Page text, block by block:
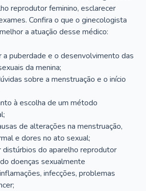
reprodutor feminino, esclarecer
Confira o que o ginecologista
a atuação desse médico:
a puberdade e o desenvolvimento das
da menina;
sobre a menstruação e o início
à escolha de um método
de alterações na menstruação,
e dores no ato sexual;
distúrbios do aparelho reprodutor
doenças sexualmente
infecções, problemas